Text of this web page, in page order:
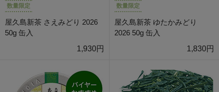
数量限定
屋久島新茶 さえみどり 2026
50g 缶入
1,930円
数量限定
屋久島新茶 ゆたかみどり
2026 50g 缶入
1,830円